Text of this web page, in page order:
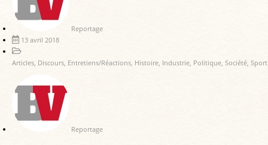
Reportage
13 avril 2018
Articles Discours Entretiens/Réactions Histoire Industrie Politique Société Sport
Reportage